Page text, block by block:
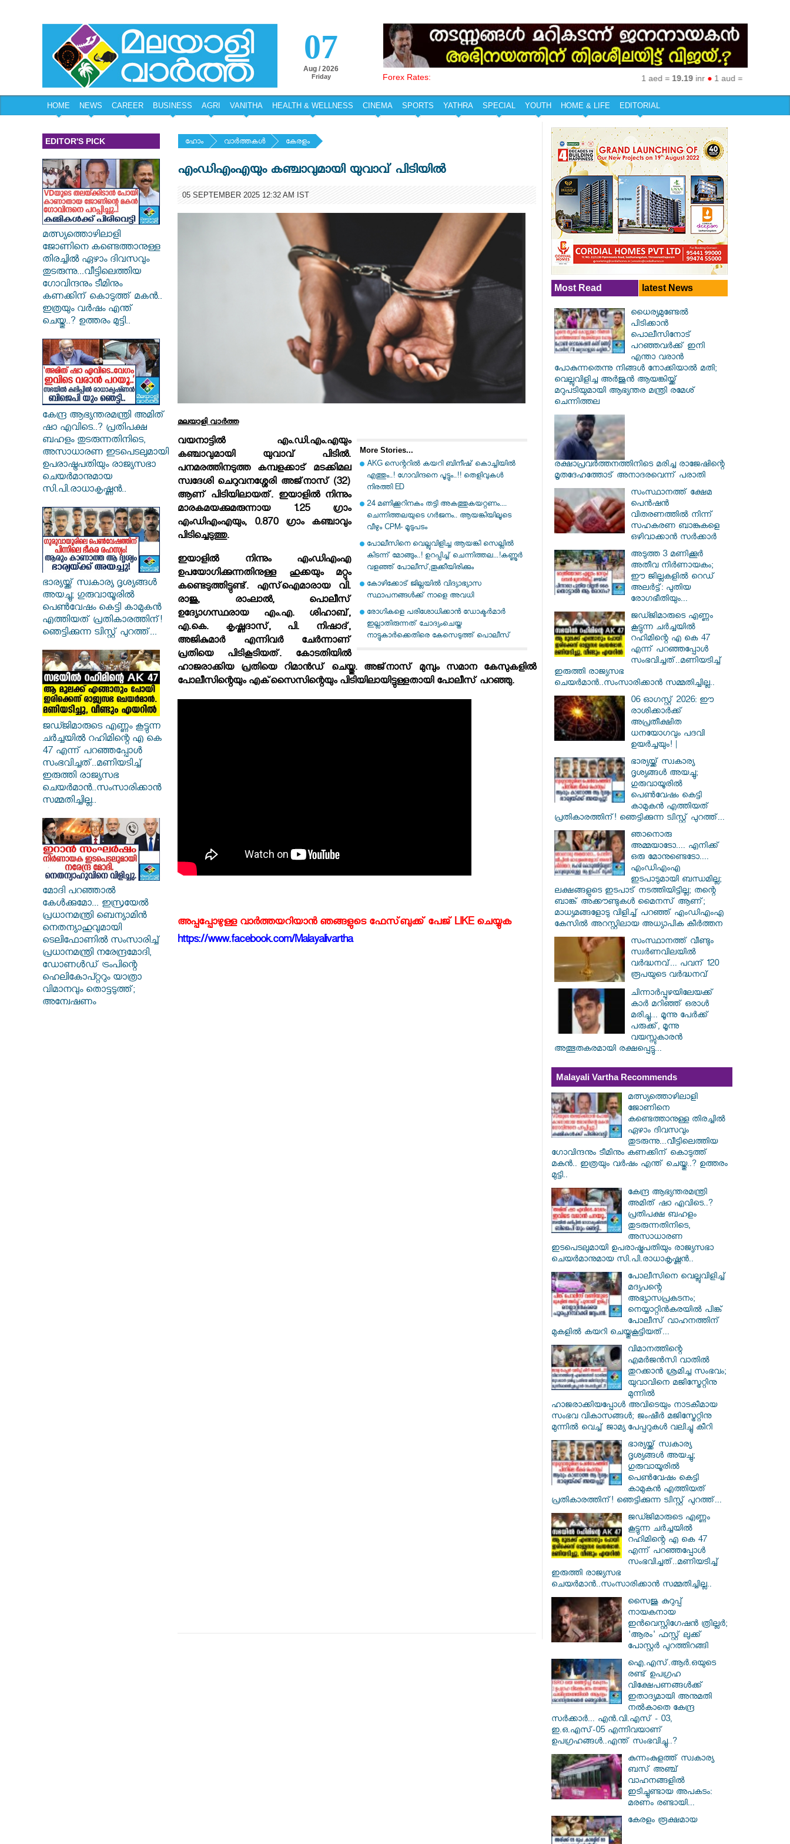
07
Aug / 2026
Friday Forex Rates: 1 aed =19.19inr● 1 aud =50.27
HOME NEWS CAREER BUSINESS AGRI VANITHA HEALTH & WELLNESS CINEMA SPORTS YATHRA SPECIAL YOUTH HOME & LIFE EDITORIAL
EDITOR'S PICK
മത്സ്യത്തൊഴിലാളി
ജോണിനെ കണ്ടെത്താനുള്ള
തിരച്ചിൽ ഏഴാം ദിവസവും
തുടരുന്നു...വീട്ടിലെത്തിയ
ഗോവിന്ദനും ടീമിനും
കണക്കിന് കൊടുത്ത് മകൻ..
ഇത്രയും വർഷം എന്ത്
ചെയ്തു..? ഉത്തരം മുട്ടി..
കേന്ദ്ര ആഭ്യന്തരമന്ത്രി അമിത്
ഷാ എവിടെ..? പ്രതിപക്ഷ
ബഹളം തുടരുന്നതിനിടെ,
അസാധാരണ ഇടപെടലുമായി
ഉപരാഷ്ട്രപതിയും രാജ്യസഭാ
ചെയർമാനുമായ
സി.പി.രാധാകൃഷ്ണൻ..
ഭാര്യയ്ക്ക് സ്വകാര്യ ദൃശ്യങ്ങൾ
അയച്ചു; ഗുരുവായൂരിൽ
പെൺവേഷം കെട്ടി കാമുകൻ
എത്തിയത് പ്രതികാരത്തിന്!
ഞെട്ടിക്കുന്ന ട്വിസ്റ്റ് പുറത്ത്...
ജഡ്ജിമാരുടെ എണ്ണം കൂട്ടുന്ന
ചർച്ചയിൽ റഹിമിന്റെ എ കെ
47 എന്ന് പറഞ്ഞപ്പോൾ
സംഭവിച്ചത്..മണിയടിച്ച്
ഇരുത്തി രാജ്യസഭ
ചെയർമാൻ..സംസാരിക്കാൻ
സമ്മതിച്ചില്ല..
മോദി പറഞ്ഞാൽ
കേൾക്കുമോ... ഇസ്രയേൽ
പ്രധാനമന്ത്രി ബെന്യാമിൻ
നെതന്യാഹുവുമായി
ടെലിഫോണിൽ സംസാരിച്ച്
പ്രധാനമന്ത്രി നരേന്ദ്രമോദി,
ഡോണൾഡ് ട്രംപിന്റെ
ഹെലികോപ്റ്ററും യാത്രാ
വിമാനവും തൊട്ടടുത്ത്;
അന്വേഷണം
ഹോം വാര്‍ത്തകള്‍ കേരളം
എംഡിഎംഎയും കഞ്ചാവുമായി യുവാവ് പിടിയില്‍
05 SEPTEMBER 2025 12:32 AM IST
മലയാളി വാര്‍ത്ത
More Stories...
AKG സെന്ററിൽ കയറി ബിനീഷ് കൊച്ചിയിൽ
എത്തും..! ഗോവിന്ദനെ പൂട്ടും..!! തെളിവുകൾ
നിരത്തി ED
24 മണിക്കൂറിനകം തട്ടി അകത്തുകയറ്റണം....
ചെന്നിത്തലയുടെ ഗർജനം.. ആയങ്കിയിലൂടെ
വീഴും CPM- മൂടുപടം
പോലീസിനെ വെല്ലുവിളിച്ച ആയങ്കി സെല്ലിൽ
കിടന്ന് മോങ്ങും..! ഉറപ്പിച്ച് ചെന്നിത്തല...!കണ്ണൂർ
വളഞ്ഞ് പോലീസ്,തൂക്കീയിരിക്കും
കോഴിക്കോട് ജില്ലയില്‍ വിദ്യാഭ്യാസ
സ്ഥാപനങ്ങള്‍ക്ക് നാളെ അവധി
രോഗികളെ പരിശോധിക്കാന്‍ ഡോക്ടര്‍മാര്‍
ഇല്ലാതിരുന്നത് ചോദ്യംചെയ്ത
നാട്ടുകാര്‍ക്കെതിരെ കേസെടുത്ത് പൊലീസ്
വയനാട്ടില്‍ എം.ഡി.എം.എയും
കഞ്ചാവുമായി യുവാവ് പിടില്‍.
പനമരത്തിനടുത്ത കമ്പളക്കാട് മടക്കിമല
സ്വദേശി ചെറുവനശ്ശേരി അജ്‌നാസ് (32)
ആണ് പിടിയിലായത്. ഇയാളില്‍ നിന്നും
മാരകമയക്കുമരുന്നായ 1.25 ഗ്രാം
എംഡിഎംഎയും, 0.870 ഗ്രാം കഞ്ചാവും
പിടിച്ചെടുത്തു.
ഇയാളില്‍ നിന്നും എംഡിഎംഎ
ഉപയോഗിക്കുന്നതിനുള്ള ഹുക്കയും മറ്റും
കണ്ടെടുത്തിട്ടുണ്ട്. എസ്‌ഐമാരായ വി.
രാജു, രാംലാല്‍, പൊലീസ്
ഉദ്യോഗസ്ഥരായ എം.എ. ശിഹാബ്,
എ.കെ. കൃഷ്ണദാസ്, പി. നിഷാദ്,
അജികുമാര്‍ എന്നിവര്‍ ചേര്‍ന്നാണ്
പ്രതിയെ പിടികൂടിയത്. കോടതിയില്‍
ഹാജരാക്കിയ പ്രതിയെ റിമാന്‍ഡ് ചെയ്തു. അജ്‌നാസ് മുമ്പും സമാന കേസുകളില്‍
പോലീസിന്റെയും എക്‌സൈസിന്റെയും പിടിയിലായിട്ടുള്ളതായി പോലീസ് പറഞ്ഞു.
അപ്പപ്പോഴുള്ള വാര്‍ത്തയറിയാന്‍ ഞങ്ങളുടെ ഫേസ്‌ബുക്ക്‌ പേജ് LIKE ചെയ്യുക
https://www.facebook.com/Malayalivartha
Most Read latest News
ധൈര്യമുണ്ടേൽ
പിടിക്കാൻ
പൊലീസിനോട്
പറഞ്ഞവർക്ക് ഇനി
എന്താ വരാൻ
പോകുന്നതെന്നു നിങ്ങൾ നോക്കിയാൽ മതി;
വെല്ലുവിളിച്ച അർജുൻ ആയങ്കിയ്ക്ക്
മറുപടിയുമായി ആഭ്യന്തര മന്ത്രി രമേശ്
ചെന്നിത്തല
രക്ഷാപ്രവര്‍ത്തനത്തിനിടെ മരിച്ച രാജേഷിന്റെ
മൃതദേഹത്തോട് അനാദരവെന്ന് പരാതി
സംസ്ഥാനത്ത് ക്ഷേമ
പെൻഷൻ
വിതരണത്തിൽ നിന്ന്
സഹകരണ ബാങ്കുകളെ
ഒഴിവാക്കാൻ സർക്കാർ
അടുത്ത 3 മണിക്കൂർ
അതീവ നിർണായകം;
ഈ ജില്ലകളിൽ റെഡ്
അലർട്ട്: പുതിയ
രോഗഭീതിയും...
ജഡ്ജിമാരുടെ എണ്ണം
കൂട്ടുന്ന ചർച്ചയിൽ
റഹിമിന്റെ എ കെ 47
എന്ന് പറഞ്ഞപ്പോൾ
സംഭവിച്ചത്..മണിയടിച്ച്
ഇരുത്തി രാജ്യസഭ
ചെയർമാൻ..സംസാരിക്കാൻ സമ്മതിച്ചില്ല..
06 ഓഗസ്റ്റ് 2026: ഈ
രാശിക്കാർക്ക്
അപ്രതീക്ഷിത
ധനയോഗവും പദവി
ഉയർച്ചയും! |
ഭാര്യയ്ക്ക് സ്വകാര്യ
ദൃശ്യങ്ങൾ അയച്ചു;
ഗുരുവായൂരിൽ
പെൺവേഷം കെട്ടി
കാമുകൻ എത്തിയത്
പ്രതികാരത്തിന്! ഞെട്ടിക്കുന്ന ട്വിസ്റ്റ് പുറത്ത്...
ഞാനൊരു
അമ്മയാടോ.... എനിക്ക്
ഒരു മോനുണ്ടെടോ....
എംഡിഎംഎ
ഇടപാടുമായി ബന്ധമില്ല;
ലക്ഷങ്ങളുടെ ഇടപാട് നടത്തിയിട്ടില്ല; തന്റെ
ബാങ്ക് അക്കൗണ്ടുകൾ മൈനസ് ആണ്;
മാധ്യമങ്ങളോടു വിളിച്ച് പറഞ്ഞ് എംഡിഎംഎ
കേസിൽ അറസ്റ്റിലായ അധ്യാപിക കീർത്തന
സംസ്ഥാനത്ത് വീണ്ടും
സ്വർണവിലയിൽ
വർദ്ധനവ്... പവന് 120
രൂപയുടെ വർദ്ധനവ്
ചിന്നാർപ്പുഴയിലേയക്ക്
കാർ മറിഞ്ഞ് ഒരാൾ
മരിച്ചു... മൂന്നു പേർക്ക്
പരുക്ക്, മൂന്നു
വയസ്സുകാരൻ
അത്ഭുതകരമായി രക്ഷപ്പെട്ടു...
Malayali Vartha Recommends
മത്സ്യത്തൊഴിലാളി
ജോണിനെ
കണ്ടെത്താനുള്ള തിരച്ചിൽ
ഏഴാം ദിവസവും
തുടരുന്നു...വീട്ടിലെത്തിയ
ഗോവിന്ദനും ടീമിനും കണക്കിന് കൊടുത്ത്
മകൻ.. ഇത്രയും വർഷം എന്ത് ചെയ്തു..? ഉത്തരം
മുട്ടി..
കേന്ദ്ര ആഭ്യന്തരമന്ത്രി
അമിത് ഷാ എവിടെ..?
പ്രതിപക്ഷ ബഹളം
തുടരുന്നതിനിടെ,
അസാധാരണ
ഇടപെടലുമായി ഉപരാഷ്ട്രപതിയും രാജ്യസഭാ
ചെയർമാനുമായ സി.പി.രാധാകൃഷ്ണൻ..
പോലീസിനെ വെല്ലുവിളിച്ച്
മദ്യപന്റെ
അഭ്യാസപ്രകടനം;
നെയ്യാറ്റിൻകരയിൽ പിങ്ക്
പോലീസ് വാഹനത്തിന്
മുകളിൽ കയറി ചെയ്തുകൂട്ടിയത്...
വിമാനത്തിന്റെ
എമർജൻസി വാതിൽ
തുറക്കാൻ ശ്രമിച്ച സംഭവം;
യുവാവിനെ മജിസ്ട്രേറ്റിനു
മുന്നിൽ
ഹാജരാക്കിയപ്പോൾ അവിടെയും നാടകീമായ
സംഭവ വികാസങ്ങൾ; ജംഷീർ മജിസ്ട്രേറ്റിനു
മുന്നിൽ വെച്ച് ജാമ്യ പേപ്പറുകൾ വലിച്ചു കീറി
ഭാര്യയ്ക്ക് സ്വകാര്യ
ദൃശ്യങ്ങൾ അയച്ചു;
ഗുരുവായൂരിൽ
പെൺവേഷം കെട്ടി
കാമുകൻ എത്തിയത്
പ്രതികാരത്തിന്! ഞെട്ടിക്കുന്ന ട്വിസ്റ്റ് പുറത്ത്...
ജഡ്ജിമാരുടെ എണ്ണം
കൂട്ടുന്ന ചർച്ചയിൽ
റഹിമിന്റെ എ കെ 47
എന്ന് പറഞ്ഞപ്പോൾ
സംഭവിച്ചത്..മണിയടിച്ച്
ഇരുത്തി രാജ്യസഭ
ചെയർമാൻ..സംസാരിക്കാൻ സമ്മതിച്ചില്ല..
സൈജു കുറുപ്പ്
നായകനായ
ഇൻവെസ്റ്റിഗേഷൻ ത്രില്ലർ;
'ആരം' ഫസ്റ്റ് ലുക്ക്
പോസ്റ്റർ പുറത്തിറങ്ങി
ഐ.എസ്.ആർ.ഒയുടെ
രണ്ട് ഉപഗ്രഹ
വിക്ഷേപണങ്ങൾക്ക്
ഇതാദ്യമായി അനുമതി
നൽകാതെ കേന്ദ്ര
സർക്കാർ... എൻ.വി.എസ് - 03,
ഇ.ഒ.എസ്-05 എന്നിവയാണ്
ഉപഗ്രഹങ്ങൾ..എന്ത് സംഭവിച്ചു..?
കുന്നംകുളത്ത് സ്വകാര്യ
ബസ് അഞ്ച്
വാഹനങ്ങളിൽ
ഇടിച്ചുണ്ടായ അപകടം:
മരണം രണ്ടായി...
കേരളം രൂക്ഷമായ